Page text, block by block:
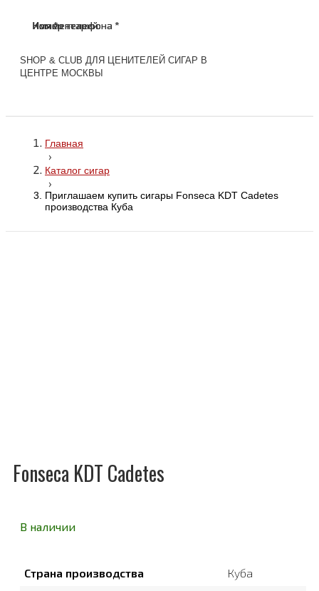
SHOP & CLUB ДЛЯ ЦЕНИТЕЛЕЙ СИГАР В
ЦЕНТРЕ МОСКВЫ
Главная
›
Каталог сигар
›
Приглашаем купить сигары Fonseca KDT Cadetes
производства Куба
Fonseca KDT Cadetes
В наличии
Страна производства
Куба
Имя *
Номер телефона *
Комментарий
Имя *
Номер телефона *
Комментарий